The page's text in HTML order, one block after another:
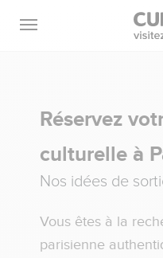
Ouvrir la navigation
Réservez
culturelle à
Nos idées de
Vous êtes à la
parisienne